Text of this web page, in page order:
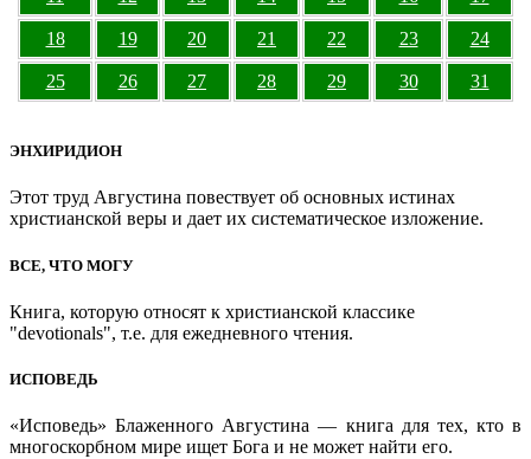
18 19 20 21 22 23 24
25 26 27 28 29 30 31
ЭНХИРИДИОН
Этот труд Августина повествует об основных истинах
христианской веры и дает их систематическое изложение.
ВСЕ, ЧТО МОГУ
Книга, которую относят к христианской классике
"devotionals", т.е. для ежедневного чтения.
ИСПОВЕДЬ
«Исповедь» Блаженного Августина — книга для тех, кто в
многоскорбном мире ищет Бога и не может найти его.